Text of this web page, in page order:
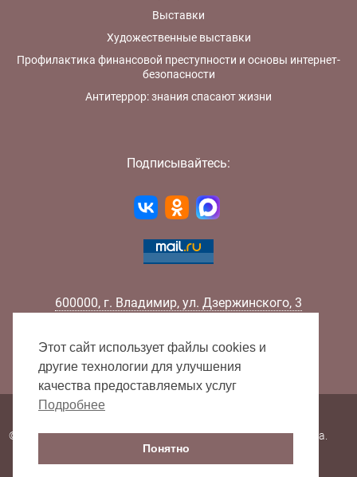
Выставки
Художественные выставки
Профилактика финансовой преступности и основы интернет-
безопасности
Антитеррор: знания спасают жизни
Подписывайтесь:
600000, г. Владимир, ул. Дзержинского, 3
Факс:
+7 (4922) 32-52-88
E-mail:
info@lib33.ru
© 2000 - 2026 Владимирская областная научная библиотека.
Этот сайт использует файлы cookies и
другие технологии для улучшения
качества предоставляемых услуг
Подробнее
Понятно